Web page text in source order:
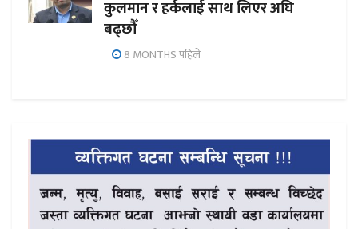
कुलमान र हर्कलाई साथ लिएर अघि
बढ्छौँ
8 MONTHS पहिले